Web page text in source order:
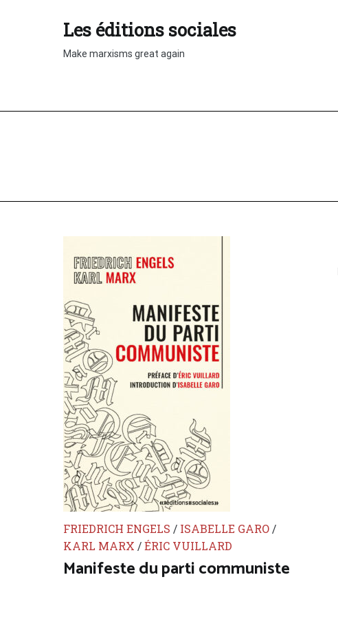
Les éditions sociales
Make marxisms great again
FRIEDRICH ENGELS / ISABELLE GARO /
KARL MARX /ÉRIC VUILLARD
Manifeste du parti communiste